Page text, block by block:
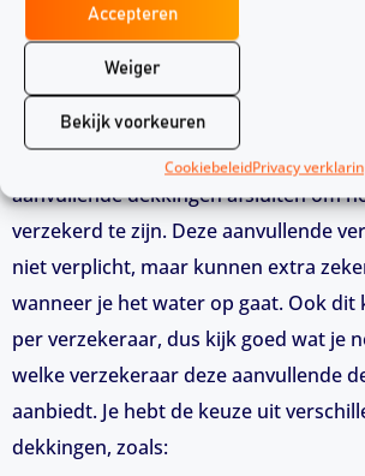
Accepteren
Weiger
Bekijk voorkeuren
CookiebeleidPrivacy
Aanvullende dekkingen voor je
Wanneer je een bootverzekering hebt
aanvullende dekkingen afsluiten om
verzekerd te zijn. Deze aanvullende
niet verplicht, maar kunnen extra
wanneer je het water op gaat. Ook dit
per verzekeraar, dus kijk goed wat je
welke verzekeraar deze aanvullende
aanbiedt. Je hebt de keuze uit
dekkingen, zoals: